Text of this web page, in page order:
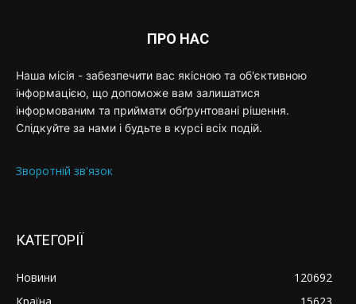
ПРО НАС
Наша місія - забезпечити вас якісною та об'єктивною
інформацією, що допоможе вам залишатися
інформованим та приймати обґрунтовані рішення.
Слідкуйте за нами і будьте в курсі всіх подій.
Зворотній зв'язок
КАТЕГОРІЇ
Новини
120692